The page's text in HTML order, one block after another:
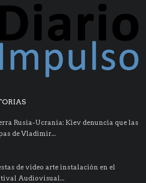
Rusia-Ucrania: Kiev denuncia que las
de Vladimir...
de video arte instalación en el
Audiovisual...